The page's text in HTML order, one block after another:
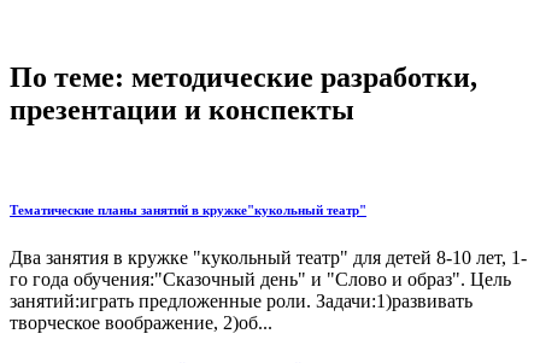
По теме: методические разработки,
презентации и конспекты
Тематические планы занятий в кружке"кукольный театр"
Два занятия в кружке "кукольный театр" для детей 8-10 лет, 1-
го года обучения:"Сказочный день" и "Слово и образ". Цель
занятий:играть предложенные роли. Задачи:1)развивать
творческое воображение, 2)об...